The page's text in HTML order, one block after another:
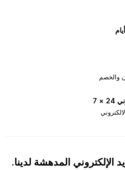
والخصم
7
الإلكتروني المدهشة لدينا.